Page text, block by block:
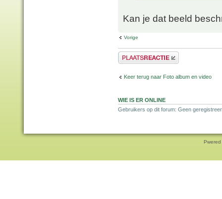
Kan je dat beeld
Vorige
Plaats een reactie
Keer terug naar Foto album en video
WIE IS ER ONLINE
Gebruikers op dit forum: Geen